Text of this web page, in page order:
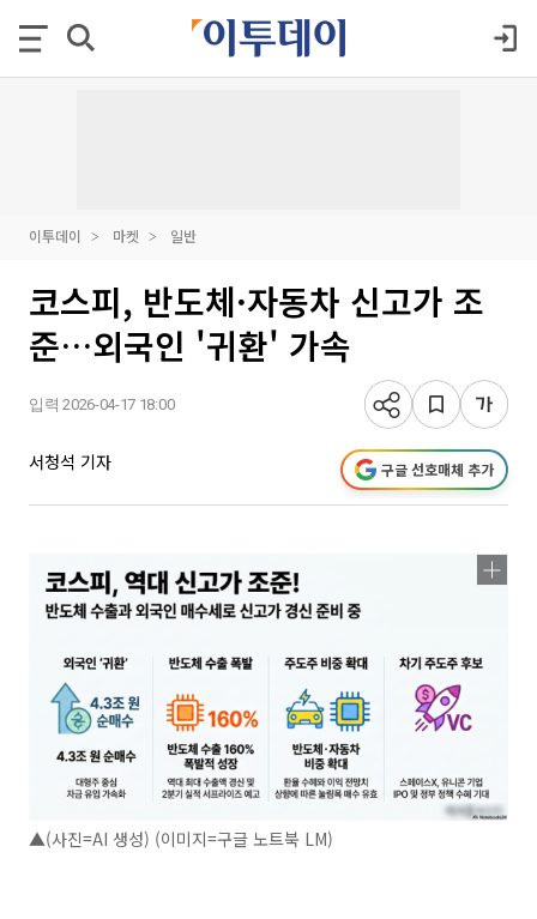
이투데이 마켓 일반
코스피, 반도체·자동차 신고가 조
준…외국인 '귀환' 가속
입력 2026-04-17 18:00
서청석 기자 구글 선호매체 추가
▲(사진=AI 생성) (이미지=구글 노트북 LM)